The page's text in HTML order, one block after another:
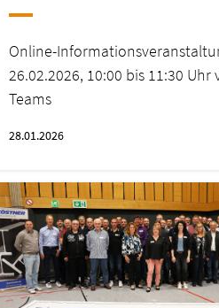
Online-
26.02.2026, 10:00 bis 11:30 Uhr
Teams
28.01.2026